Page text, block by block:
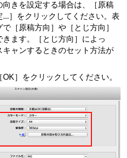
向きを設定する場合は、［ 原稿
...］をクリックしてください。表
で［ 原稿方向 ］や［ とじ方向 ］
ます。
［ とじ方向 ］によっ
キャンするときのセット方法が
OK］をクリックしてください。